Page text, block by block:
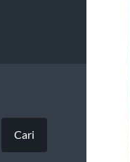
Cari